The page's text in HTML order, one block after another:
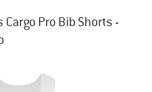
Cargo Pro Bib Shorts -